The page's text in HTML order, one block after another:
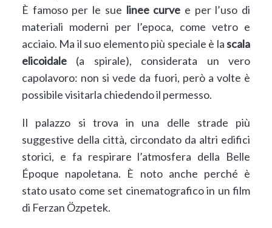
È famoso per le sue linee curve e per l’uso di
materiali moderni per l’epoca, come vetro e
acciaio. Ma il suo elemento più speciale è lascala
elicoidale (a spirale), considerata un vero
capolavoro: non si vede da fuori, però a volte è
possibile visitarla chiedendo il permesso.
Il palazzo si trova in una delle strade più
suggestive della città, circondato da altri edifici
storici, e fa respirare l’atmosfera della Belle
Époque napoletana. È noto anche perché è
stato usato come set cinematografico in un film
di Ferzan Özpetek.